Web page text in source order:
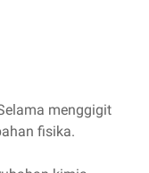
menggigit
fisika.